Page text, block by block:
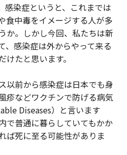
感染症というと、これまでは
食中毒をイメージする人が多
か。しかし今回、私たちは新
、感染症は外からやって来る
けたと思います。
以前から感染症は日本でも身
疹などワクチンで防げる病気
Diseases）と言います
で普通に暮らしていてもかか
ば死に至る可能性がありま